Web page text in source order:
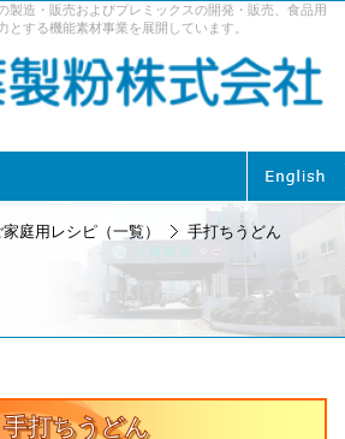
製造・販売およびプレミックスの開発・販売、食品用
とする機能素材事業を展開しています。
葉製粉株式会社 TOP
事業内容
サステナビリティ
家庭用レシピ（一覧） 手打ちうどん
手打ちうどん